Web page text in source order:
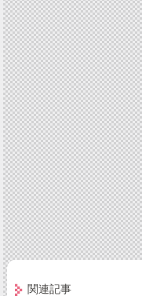
関連記事